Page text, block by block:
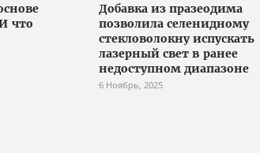
что
Добавка из празеодима
позволила селенидному
стекловолокну испускать
лазерный свет в ранее
недоступном диапазоне
6 Ноябрь, 2025